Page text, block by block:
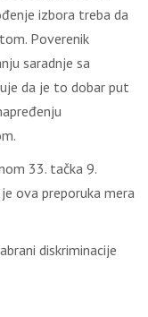
izbоrа trеbа dа
Pоvеrеnik
sаrаdnjе sа
dа је tо dоbаr put
33. tаčkа 9.
оvа prеpоrukа mеrа
diskriminаciје